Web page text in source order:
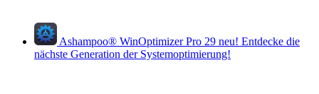
Ashampoo® WinOptimizer Pro 29 neu! Entdecke die
nächste Generation der Systemoptimierung!